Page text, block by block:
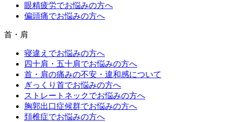
眼精疲労でお悩みの方へ
偏頭痛でお悩みの方へ
首・肩
寝違えでお悩みの方へ
四十肩・五十肩でお悩みの方へ
首・肩の痛みの不安・違和感について
ぎっくり首でお悩みの方へ
ストレートネックでお悩みの方へ
胸郭出口症候群でお悩みの方へ
頚椎症でお悩みの方へ